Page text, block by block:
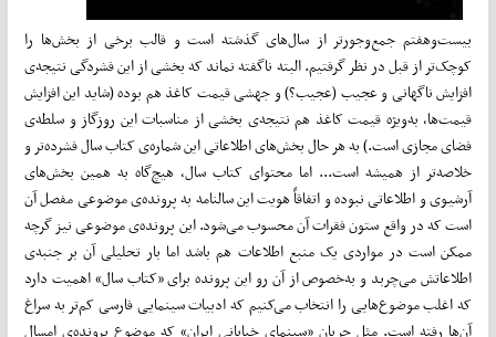
بیست‌وهفتم جمع‌وجورتر از سال‌های گذشته است و قالب برخی از بخش‌ها را
کوچک‌تر از قبل در نظر گرفتیم. البته ناگفته نماند که بخشی از این فشردگی نتیجه‌ی
افزایش ناگهانی و عجیب (عجیب؟) و جهشی قیمت کاغذ هم بوده (شاید این افزایش
قیمت‌ها، به‌ویژه قیمت کاغذ هم نتیجه‌ی بخشی از مناسبات این روزگاز و سلطه‌ی
فضای مجازی است.) به هر حال بخش‌های اطلاعاتی این شماره‌ی کتاب سال فشرده‌تر و
خلاصه‌تر از همیشه است... اما محتوای کتاب سال، هیچ‌گاه به همین بخش‌های
آرشیوی و اطلاعاتی نبوده و اتفاقاً هویت این سالنامه به پرونده‌ی موضوعی مفصل آن
است که در واقع ستون فقرات آن محسوب می‌شود. این پرونده‌ی موضوعی نیز گرچه
ممکن است در مواردی یک منبع اطلاعات هم باشد اما بار تحلیلی آن بر جنبه‌ی
اطلاعاتش می‌چربد و به‌خصوص از آن رو این پرونده برای «کتاب سال» اهمیت دارد
که اغلب موضوع‌هایی را انتخاب می‌کنیم که ادبیات سینمایی فارسی کم‌تر به سراغ
آن‌ها رفته است. مثل جریان «سینمای خیابانی ایران» که موضوع پرونده‌ی امسال